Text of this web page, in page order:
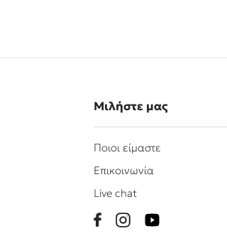
Μιλήστε μας
Ποιοι είμαστε
Επικοινωνία
Live chat